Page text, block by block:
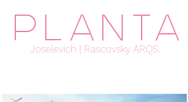
PLANTA
Joselevich | Rascovsky ARQS.